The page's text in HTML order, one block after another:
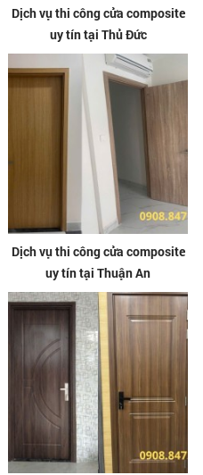
Dịch vụ thi công cửa composite
uy tín tại Thủ Đức
Dịch vụ thi công cửa composite
uy tín tại Thuận An